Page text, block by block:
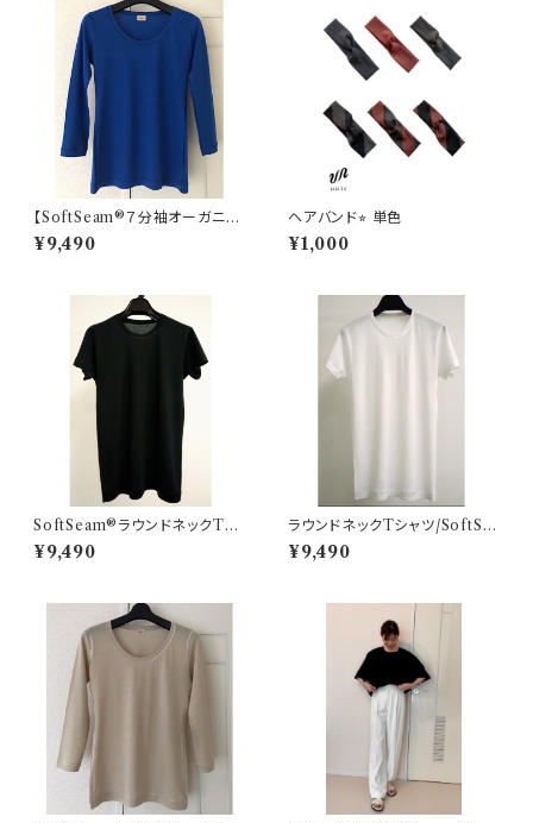
【SoftSeam®７分袖オーガニッ
クコットン】ブルー
¥9,490
ヘアバンド⭐︎ 単色
¥1,000
SoftSeam®ラウンドネックTシ
ャツ⭐︎メンズ/ ユニセックス
¥9,490
ラウンドネックTシャツ/SoftSe
am®⭐︎メンズ/ ユニセックス
¥9,490